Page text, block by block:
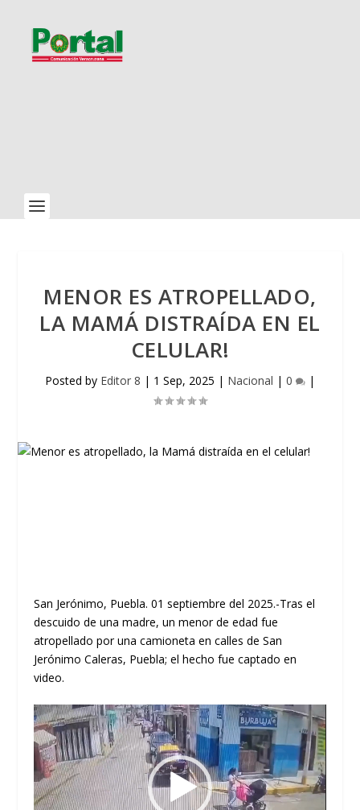
MENOR ES ATROPELLADO,
LA MAMÁ DISTRAÍDA EN EL
CELULAR!
Posted by Editor 8 | 1 Sep, 2025 | Nacional | 0 |
San Jerónimo, Puebla. 01 septiembre del 2025.-Tras el
descuido de una madre, un menor de edad fue
atropellado por una camioneta en calles de San
Jerónimo Caleras, Puebla; el hecho fue captado en
video.
Reproductor
de
vídeo